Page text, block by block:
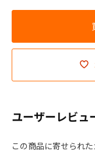
ユーザーレビュ
この商品に寄せられ